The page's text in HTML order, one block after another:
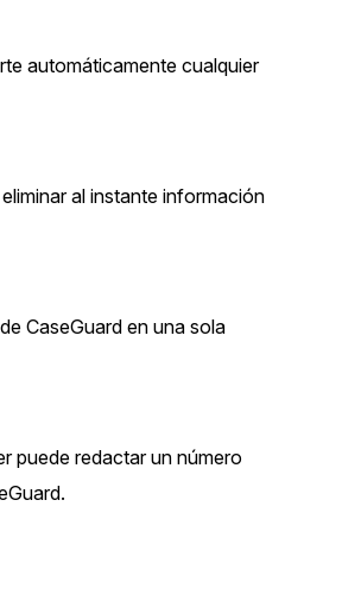
automáticamente cualquier
al instante información
CaseGuard en una sola
puede redactar un número